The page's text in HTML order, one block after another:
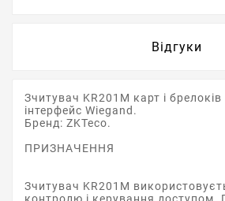
Відгуки
Зчитувач KR201M карт і
інтерфейс Wiegand.
Бренд: ZKTeco.
ПРИЗНАЧЕННЯ
Зчитувач KR201M